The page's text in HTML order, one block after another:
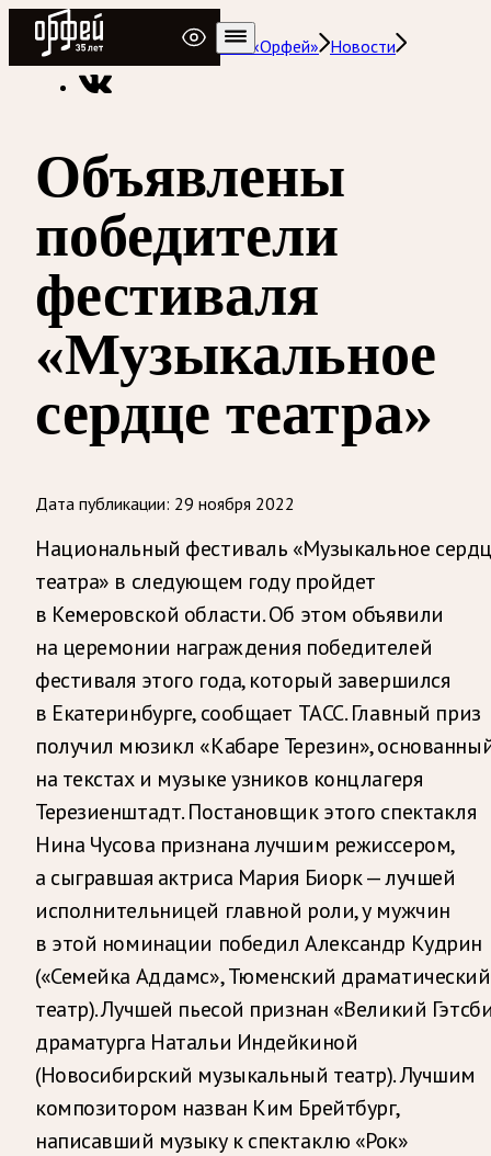
Радио Орфей
Радио классической музыки «Орфей» Новости
Объявлены
победители
фестиваля
«Музыкальное
сердце театра»
Дата публикации: 29 ноября 2022
Национальный фестиваль «Музыкальное
театра» в следующем году пройдет
в Кемеровской области. Об этом объявили
на церемонии награждения победителей
фестиваля этого года, который завершился
в Екатеринбурге, сообщает ТАСС. Главный приз
получил мюзикл «Кабаре Терезин»,
на текстах и музыке узников концлагеря
Терезиенштадт. Постановщик этого спектакля
Нина Чусова признана лучшим режиссером,
а сыгравшая актриса Мария Биорк — лучшей
исполнительницей главной роли, у мужчин
в этой номинации победил Александр Кудрин
(«Семейка Аддамс», Тюменский драматический
театр). Лучшей пьесой признан «Великий
драматурга Натальи Индейкиной
(Новосибирский музыкальный театр). Лучшим
композитором назван Ким Брейтбург,
написавший музыку к спектаклю «Рок»